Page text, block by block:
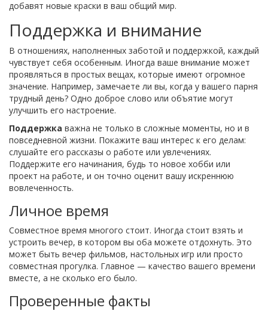
добавят новые краски в ваш общий мир.
Поддержка и внимание
В отношениях, наполненных заботой и поддержкой, каждый
чувствует себя особенным. Иногда ваше внимание может
проявляться в простых вещах, которые имеют огромное
значение. Например, замечаете ли вы, когда у вашего парня
трудный день? Одно доброе слово или объятие могут
улучшить его настроение.
Поддержка важна не только в сложные моменты, но и в
повседневной жизни. Покажите ваш интерес к его делам:
слушайте его рассказы о работе или увлечениях.
Поддержите его начинания, будь то новое хобби или
проект на работе, и он точно оценит вашу искреннюю
вовлеченность.
Личное время
Совместное время многого стоит. Иногда стоит взять и
устроить вечер, в котором вы оба можете отдохнуть. Это
может быть вечер фильмов, настольных игр или просто
совместная прогулка. Главное — качество вашего времени
вместе, а не сколько его было.
Проверенные факты